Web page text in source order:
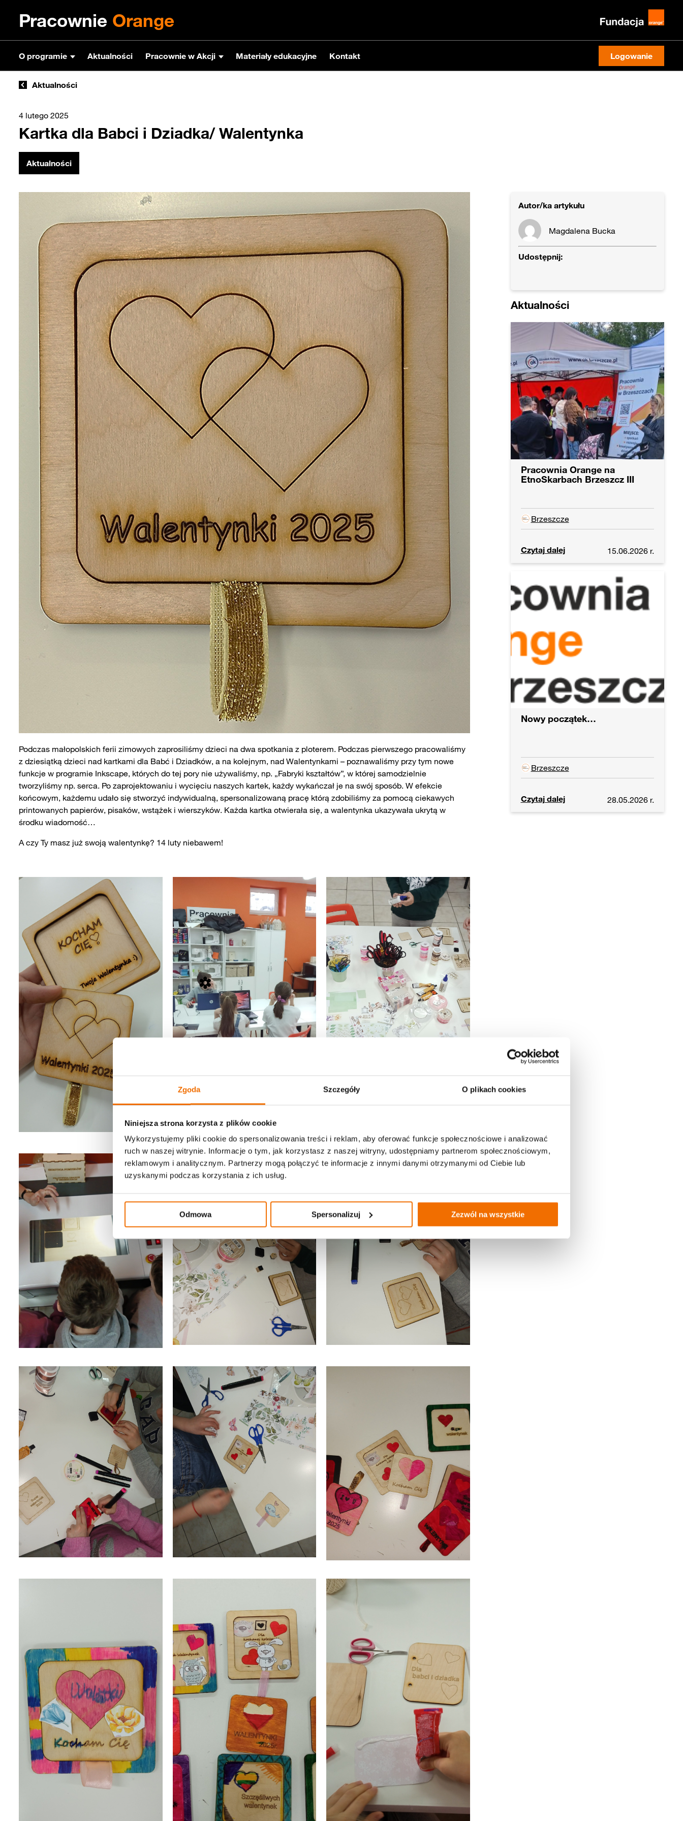
Zgoda Szczegóły O plikach cookies
Niniejsza strona korzysta z plików cookie
Wykorzystujemy pliki cookie do spersonalizowania treści i reklam, aby oferować funkcje społecznościowe i analizować
ruch w naszej witrynie. Informacje o tym, jak korzystasz z naszej witryny, udostępniamy partnerom społecznościowym,
reklamowym i analitycznym. Partnerzy mogą połączyć te informacje z innymi danymi otrzymanymi od Ciebie lub
uzyskanymi podczas korzystania z ich usług.
Odmowa Spersonalizuj Zezwól na wszystkie
Pracownie Orange
O programie Aktualności Pracownie w Akcji Materiały edukacyjne Kontakt Logowanie
Aktualności
4 lutego 2025
Kartka dla Babci i Dziadka/ Walentynka
Aktualności
Podczas małopolskich ferii zimowych zaprosiliśmy dzieci na dwa spotkania z ploterem. Podczas pierwszego pracowaliśmy
z dziesiątką dzieci nad kartkami dla Babć i Dziadków, a na kolejnym, nad Walentynkami – poznawaliśmy przy tym nowe
funkcje w programie Inkscape, których do tej pory nie używaliśmy, np. „Fabryki kształtów”, w której samodzielnie
tworzyliśmy np. serca. Po zaprojektowaniu i wycięciu naszych kartek, każdy wykańczał je na swój sposób. W efekcie
końcowym, każdemu udało się stworzyć indywidualną, spersonalizowaną pracę którą zdobiliśmy za pomocą ciekawych
printowanych papierów, pisaków, wstążek i wierszyków. Każda kartka otwierała się, a walentynka ukazywała ukrytą w
środku wiadomość…
A czy Ty masz już swoją walentynkę? 14 luty niebawem!
Autor/ka artykułu
Magdalena Bucka
Udostępnij:
Aktualności
Pracownia Orange na
EtnoSkarbach Brzeszcz III
Brzeszcze
Czytaj dalej 15.06.2026 r.
Nowy początek…
Brzeszcze
Czytaj dalej 28.05.2026 r.